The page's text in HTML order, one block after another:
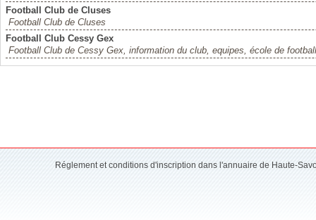
Football Club de Cluses
Football Club de Cluses
Football Club Cessy Gex
Football Club de Cessy Gex, information du club, equipes, école de football
Réglement et conditions d'inscription dans l'annuaire de Haute-